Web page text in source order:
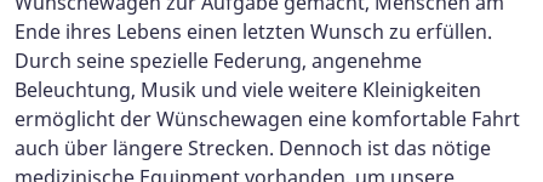
Ende ihres Lebens einen letzten Wunsch zu erfüllen.
Durch seine spezielle Federung, angenehme
Beleuchtung, Musik und viele weitere Kleinigkeiten
ermöglicht der Wünschewagen eine komfortable Fahrt
auch über längere Strecken. Dennoch ist das nötige